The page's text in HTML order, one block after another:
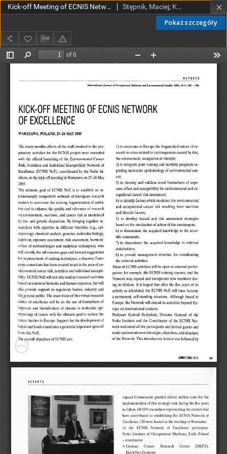
Pokaż szczegóły
Kick-off Meeting of ECNIS Network of Excellence. Warszawa, Poland, 23-26 May 2005 Stępnik, Maciej; Kaźmierczak, Katarzyna